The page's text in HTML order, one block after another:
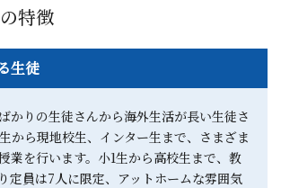
特徴
生徒
かりの生徒さんから海外生活が長い生徒さ
から現地校生、インター生まで、さまざま
業を行います。小1生から高校生まで、教
定員は7人に限定、アットホームな雰囲気